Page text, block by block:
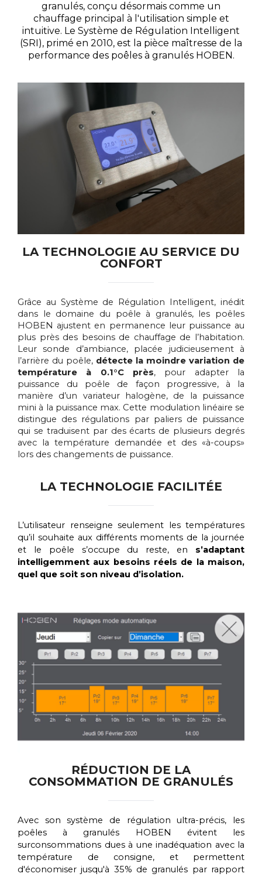
granulés, conçu désormais comme un
chauffage principal à l'utilisation simple et
intuitive. Le Système de Régulation Intelligent
(SRI), primé en 2010, est la pièce maîtresse de la
performance des poêles à granulés HOBEN.
LA TECHNOLOGIE AU SERVICE DU
CONFORT
Grâce au Système de Régulation Intelligent, inédit
dans le domaine du poêle à granulés, les poêles
HOBEN ajustent en permanence leur puissance au
plus près des besoins de chauffage de l’habitation.
Leur sonde d’ambiance, placée judicieusement à
l’arrière du poêle, détecte la moindre variation de
température à 0.1°C près, pour adapter la
puissance du poêle de façon progressive, à la
manière d’un variateur halogène, de la puissance
mini à la puissance max. Cette modulation linéaire se
distingue des régulations par paliers de puissance
qui se traduisent par des écarts de plusieurs degrés
avec la température demandée et des «à-coups»
lors des changements de puissance.
LA TECHNOLOGIE FACILITÉE
L’utilisateur renseigne seulement les températures
qu’il souhaite aux différents moments de la journée
et le poêle s’occupe du reste, en s’adaptant
intelligemment aux besoins réels de la maison,
quel que soit son niveau d’isolation.
RÉDUCTION DE LA
CONSOMMATION DE GRANULÉS
Avec son système de régulation ultra-précis, les
poêles à granulés HOBEN évitent les
surconsommations dues à une inadéquation avec la
température de consigne, et permettent
d'économiser jusqu'à 35% de granulés par rapport